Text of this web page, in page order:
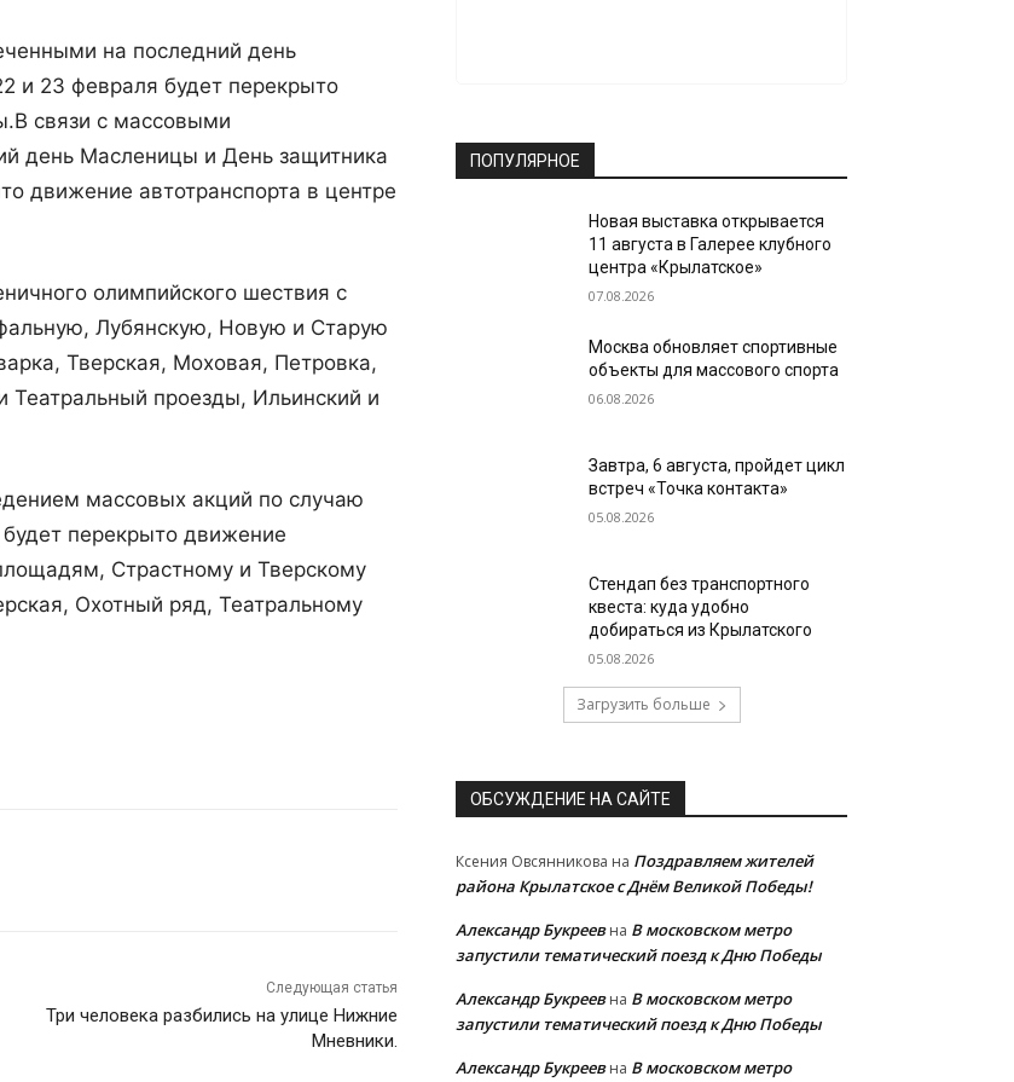
на последний день
и 23 февраля будет перекрыто
В связи с массовыми
день Масленицы и День защитника
движение автотранспорта в центре
олимпийского шествия с
Лубянскую, Новую и Старую
Тверская, Моховая, Петровка,
Театральный проезды, Ильинский и
массовых акций по случаю
перекрыто движение
Страстному и Тверскому
Охотный ряд, Театральному
Следующая статья
Три человека разбились на улице Нижние
Мневники.
ПОПУЛЯРНОЕ
Новая выставка открывается
11 августа в Галерее клубного
центра «Крылатское»
07.08.2026
Москва обновляет спортивные
объекты для массового спорта
06.08.2026
Завтра, 6 августа, пройдет цикл
встреч «Точка контакта»
05.08.2026
Стендап без транспортного
квеста: куда удобно
добираться из Крылатского
05.08.2026
Загрузить больше
ОБСУЖДЕНИЕ НА САЙТЕ
Ксения Овсянникова на Поздравляем жителей
района Крылатское с Днём Великой Победы!
Александр Букреевна В московском метро
запустили тематический поезд к Дню Победы
Александр Букреевна В московском метро
запустили тематический поезд к Дню Победы
Александр Букреевна В московском метро